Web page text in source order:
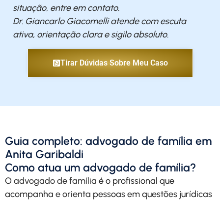
situação, entre em contato.
Dr. Giancarlo Giacomelli atende com escuta
ativa, orientação clara e sigilo absoluto.
Tirar Dúvidas Sobre Meu Caso
Guia completo: advogado de família em
Anita Garibaldi
Como atua um advogado de família?
Oadvogado de família é o profissional que
acompanha e orienta pessoas em questões jurídicas